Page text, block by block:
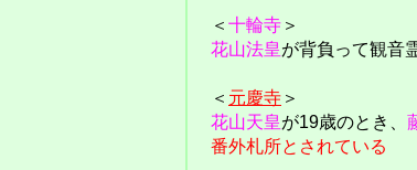
＜ 十輪寺 ＞
花山法皇が背負って観音
＜ 元慶寺 ＞
花山天皇が19歳のとき、
番外札所とされている